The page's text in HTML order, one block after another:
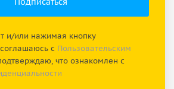
и/или нажимая кнопку
с Пользовательским
что ознакомлен с